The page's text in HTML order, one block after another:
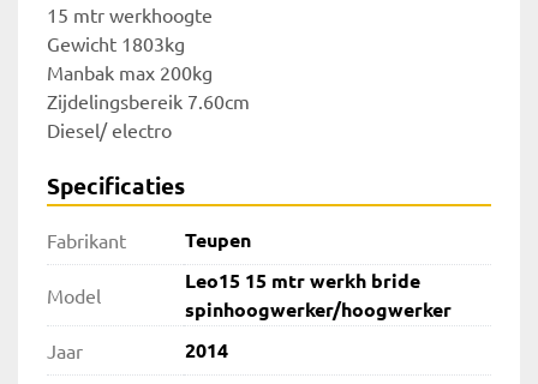
15 mtr werkhoogte
Gewicht 1803kg
Manbak max 200kg
Zijdelingsbereik 7.60cm
Diesel/ electro
Specificaties
Fabrikant Teupen
Model
Leo15 15 mtr werkh bride
spinhoogwerker/hoogwerker
Jaar 2014